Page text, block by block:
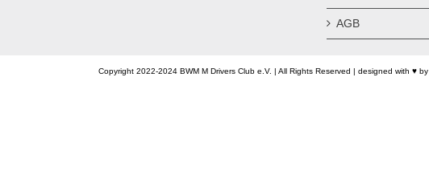
AGB
Copyright 2022-2024 BWM M Drivers Club e.V. | All Rights Reserved | designed with ♥ by